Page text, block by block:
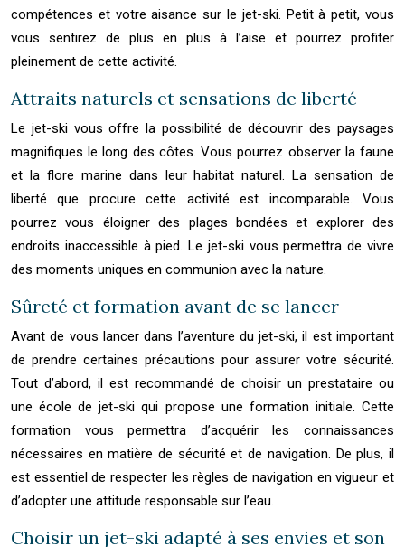
compétences et votre aisance sur le jet-ski. Petit à petit, vous
vous sentirez de plus en plus à l’aise et pourrez profiter
pleinement de cette activité.
Attraits naturels et sensations de liberté
Le jet-ski vous offre la possibilité de découvrir des paysages
magnifiques le long des côtes. Vous pourrez observer la faune
et la flore marine dans leur habitat naturel. La sensation de
liberté que procure cette activité est incomparable. Vous
pourrez vous éloigner des plages bondées et explorer des
endroits inaccessible à pied. Le jet-ski vous permettra de vivre
des moments uniques en communion avec la nature.
Sûreté et formation avant de se lancer
Avant de vous lancer dans l’aventure du jet-ski, il est important
de prendre certaines précautions pour assurer votre sécurité.
Tout d’abord, il est recommandé de choisir un prestataire ou
une école de jet-ski qui propose une formation initiale. Cette
formation vous permettra d’acquérir les connaissances
nécessaires en matière de sécurité et de navigation. De plus, il
est essentiel de respecter les règles de navigation en vigueur et
d’adopter une attitude responsable sur l’eau.
Choisir un jet-ski adapté à ses envies et son